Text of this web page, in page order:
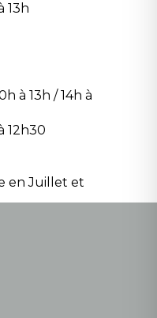
13h
à 13h / 14h à
12h30
en Juillet et